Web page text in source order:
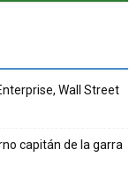
Wall Street
capitán de la garra